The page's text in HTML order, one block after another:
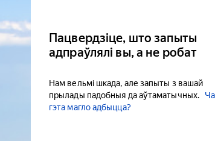
Пацвердзіце, што запыты
адпраўлялі вы, а не робат
Нам вельмі шкада, але запыты з вашай
прылады падобныя да аўтаматычных.
гэта магло адбыцца?